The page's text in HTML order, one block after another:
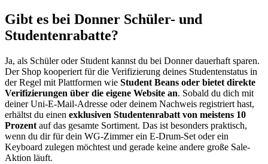
Gibt es bei Donner Schüler- und
Studentenrabatte?
Ja, als Schüler oder Student kannst du bei Donner dauerhaft sparen.
Der Shop kooperiert für die Verifizierung deines Studentenstatus in
der Regel mit Plattformen wie Student Beans oder bietet direkte
Verifizierungen über die eigene Website an. Sobald du dich mit
deiner Uni-E-Mail-Adresse oder deinem Nachweis registriert hast,
erhältst du einen exklusiven Studentenrabatt von meistens 10
Prozent auf das gesamte Sortiment. Das ist besonders praktisch,
wenn du dir für dein WG-Zimmer ein E-Drum-Set oder ein
Keyboard zulegen möchtest und gerade keine andere große Sale-
Aktion läuft.